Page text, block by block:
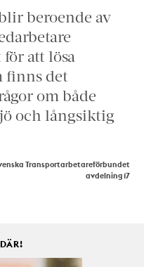
beroende av
att lösa
finns det
om både
och långsiktig
Transportarbetareförbundet
avdelning 17